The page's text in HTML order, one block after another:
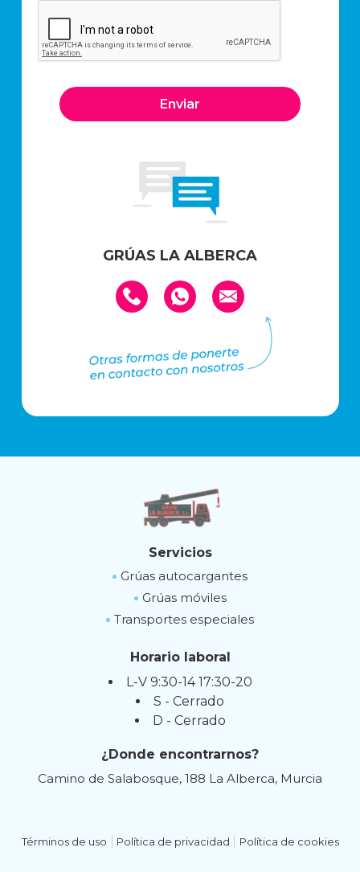
GRÚAS LA ALBERCA
Servicios
Grúas autocargantes
Grúas móviles
Transportes especiales
Horario laboral
L-V 9:30-14 17:30-20
S - Cerrado
D - Cerrado
¿Donde encontrarnos?
Camino de Salabosque, 188 La Alberca, Murcia
Términos de uso Política de privacidad Política de cookies